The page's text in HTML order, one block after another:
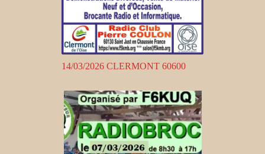
14/03/2026 CLERMONT 60600